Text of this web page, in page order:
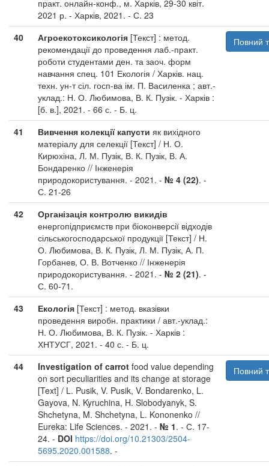
практ. онлайн-конф., м. Харків, 29-30 квіт.
2021 р. - Харків, 2021. - С. 23
40
Агроекотоксикологія [Текст] : метод.
рекомендації до проведення лаб.-практ.
роботи студентами ден. та заоч. форм
навчання спец. 101 Екологія / Харків. нац.
техн. ун-т сіл. госп-ва ім. П. Василенка ; авт.-
уклад.: Н. О. Любимова, В. К. Пузік. - Харків :
[б. в.], 2021. - 66 с. - Б. ц.
Повний
41 Вивчення колекції капусти як вихідного
матеріалу для селекції [Текст] / Н. О.
Кирюхіна, Л. М. Пузік, В. К. Пузік, В. А.
Бондаренко // Інженерія
природокористування. - 2021. - № 4 (22). -
С. 21-26
42
Організація контролю викидів
енергопідприємств при біоконверсії відходів
сільськогосподарської продукції [Текст] / Н.
О. Любимова, В. К. Пузік, Л. М. Пузік, А. П.
Горбанев, О. В. Вотченко // Інженерія
природокористування. - 2021. - № 2 (21). -
С. 60-71.
43
Екологія [Текст] : метод. вказівки
проведення виробн. практики / авт.-уклад.:
Н. О. Любимова, В. К. Пузік. - Харків :
ХНТУСГ, 2021. - 40 с. - Б. ц.
44
Investigation of carrot food value depending
on sort peculiarities and its change at storage
[Text] / L. Pusik, V. Pusik, V. Bondarenko, L.
Gayova, N. Kyruchina, H. Slobodyanyk, S.
Shchetyna, M. Shchetyna, L. Kononenko //
Eureka: Life Sciences. - 2021. - № 1. - С. 17-
24. - DOI https://doi.org/10.21303/2504-
5695.2020.001588. -
Повний